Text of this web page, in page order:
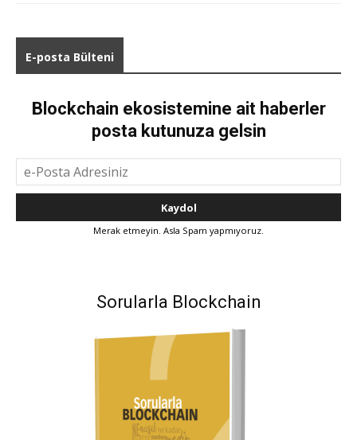
E-posta Bülteni
Blockchain ekosistemine ait haberler
posta kutunuza gelsin
Merak etmeyin. Asla Spam yapmıyoruz.
Sorularla Blockchain